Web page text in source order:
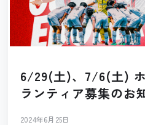
6/29(土)、7/6(土)
ランティア募集のお
2024年6月25日